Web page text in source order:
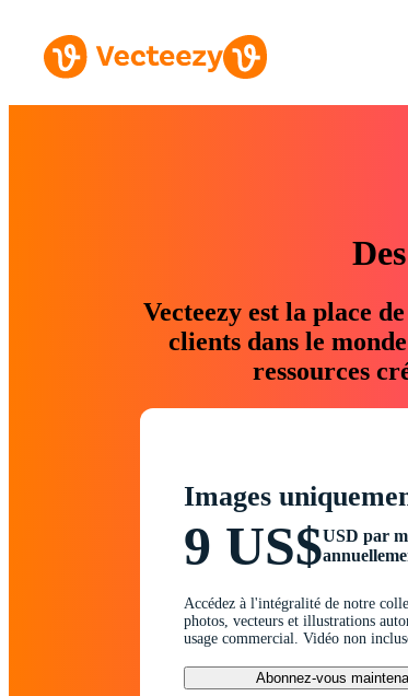
Vecteezy est la place
clients dans le
ressources
Images
9 US$USD par
Accédez à l'intégralité de notre
photos, vecteurs et illustrations
usage commercial. Vidéo non
Abonnez-vous